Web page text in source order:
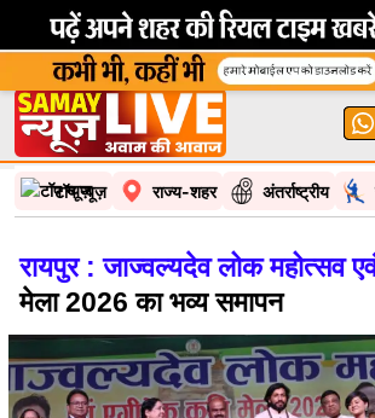
टॉप न्यूज़ राज्य-शहर अंतर्राष्ट्रीय
रायपुर : जाज्वल्यदेव लोक महोत्सव
मेला 2026 का भव्य समापन